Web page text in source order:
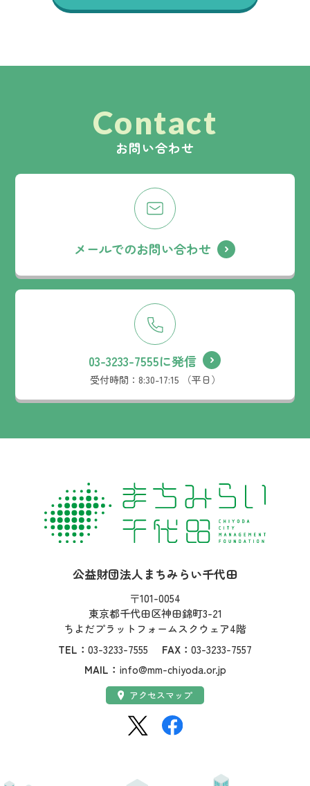
Contact
お問い合わせ
メールでのお問い合わせ
03-3233-7555に発信
受付時間： 8:30-17:15 （平日）
社名：
公益財団法人まちみらい千代田
住所：
〒101-0054
東京都千代田区神田錦町3-21
ちよだプラットフォームスクウェア4階
TEL： 03-3233-7555 FAX： 03-3233-7557
MAIL： info@mm-chiyoda.or.jp
アクセス：
アクセスマップ
SNS：